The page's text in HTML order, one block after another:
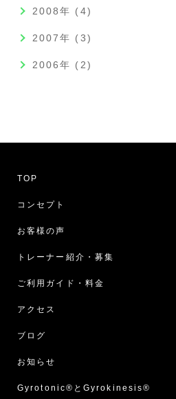
2008年 (4)
2007年 (3)
2006年 (2)
TOP
コンセプト
お客様の声
トレーナー紹介・募集
ご利用ガイド・料金
アクセス
ブログ
お知らせ
Gyrotonic®︎とGyrokinesis®︎